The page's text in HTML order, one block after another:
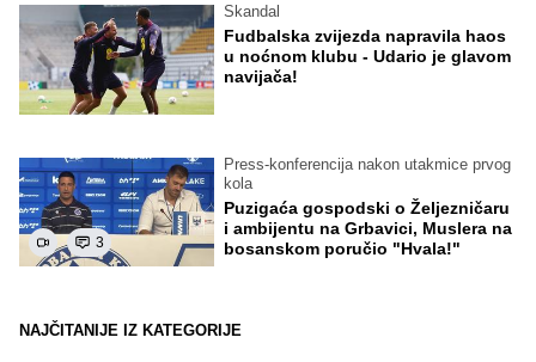
Skandal
Fudbalska zvijezda napravila haos
u noćnom klubu - Udario je glavom
navijača!
3
Press-konferencija nakon utakmice prvog
kola
Puzigaća gospodski o Željezničaru
i ambijentu na Grbavici, Muslera na
bosanskom poručio "Hvala!"
NAJČITANIJE IZ KATEGORIJE